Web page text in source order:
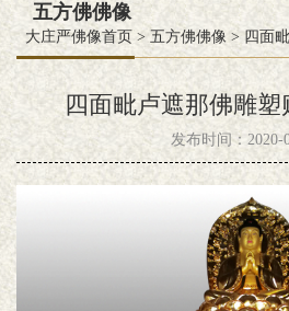
五方佛佛像
大庄严佛像首页 > 五方佛佛像 > 四面
四面毗卢遮那佛雕塑
发布时间：2020-